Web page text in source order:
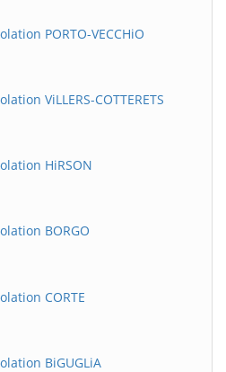
PORTO-VECCHiO
ViLLERS-COTTERETS
HiRSON
BORGO
CORTE
BiGUGLiA